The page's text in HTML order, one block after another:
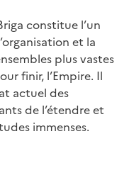
constitue l’un
et la
plus vastes
finir, l’Empire. Il
actuel des
de l’étendre et
immenses.